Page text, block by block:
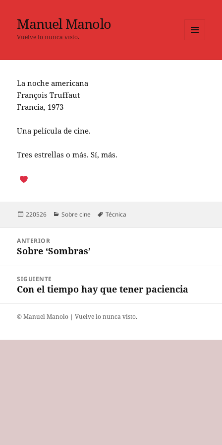
Manuel Manolo
Vuelve lo nunca visto.
WIDGETS
La noche americana
François Truffaut
Francia, 1973
Una película de cine.
Tres estrellas o más. Sí, más.
Publicado
220526 Categorías
Sobre cine Etiquetas
Técnica
entradas
ANTERIOR
Entrada
Sobre ‘Sombras’
SIGUIENTE
Entrada
Con el tiempo hay que tener paciencia
©️ Manuel Manolo | Vuelve lo nunca visto.